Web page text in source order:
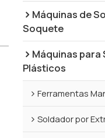
Máquinas de
Soquete
Máquinas
Plásticos
Ferramentas
Soldador por